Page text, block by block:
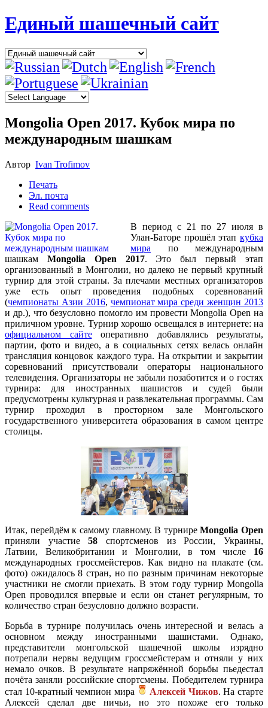
Единый шашечный сайт
Mongolia Open 2017. Кубок мира по
международным шашкам
Автор Ivan Trofimov
Печать
Эл. почта
Read comments
В период с 21 по 27 июля в
Улан-Баторе прошёл этап кубка
мира по международным
шашкам Mongolia Open 2017. Это был первый этап
организованный в Монголии, но далеко не первый крупный
турнир для этой страны. За плечами местных организаторов
уже есть опыт проведения подобных соревнований
(чемпионаты Азии 2016, чемпионат мира среди женщин 2013
и др.), что безусловно помогло им провести Mongolia Open на
приличном уровне. Турнир хорошо освещался в интернете: на
официальном сайтеоперативно добавлялись результаты,
партии, фото и видео, а в социальных сетях велась онлайн
трансляция концовок каждого тура. На открытии и закрытии
соревнований присутствовали операторы национального
телевидения. Организаторы не забыли позаботится и о гостях
турнира: для иностранных шашистов и судей были
предусмотрены культурная и развлекательная программы. Сам
турнир проходил в просторном зале Монгольского
государственного университета образования в самом центре
столицы.
Итак, перейдём к самому главному. В турниреMongolia Open
приняли участие58спортсменов из России, Украины,
Латвии, Великобритании и Монголии, в том числе 16
международных гроссмейстеров. Как видно на плакате (см.
фото) ожидалось 8 стран, но по разным причинам некоторые
участники не смогли приехать. В этом году турнир Mongolia
Open проводился впервые и если он станет регулярным, то
количество стран безусловно должно возрасти.
Борьба в турнире получилась очень интересной и велась а
основном между иностранными шашистами. Однако,
представители монгольской шашечной школы изрядно
потрепали нервы ведущим гроссмейстерам и отняли у них
немало очков. В результате напряжённой борьбы пьедестал
почёта заняли российские спортсмены. Победителем турнира
стал 10-кратный чемпион мира
Алексей Чижов. На старте
Алексей сделал две ничьи, но это похоже его только